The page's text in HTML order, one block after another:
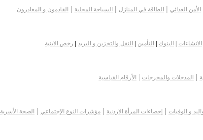
الأمن الغذائي | الطاقة في المنازل | السياحة المحلية | القادمون و المغادرون
الانشاءات البنوك التأمين النقل والتخزين و البريد رخص الابنية
| المدخلات والمخرجات | الأرقام القياسية
و الوفيات | إحصاءات المرأة الاردنية | مؤشرات النوع الإجتماعي | الصحة الأسرية